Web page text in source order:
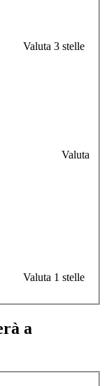
Valuta 3 stelle
Valuta
Valuta 1 stelle
a